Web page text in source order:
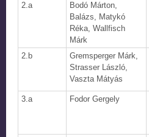
2.a
Bodó Márton,
Balázs, Matykó
Réka, Wallfisch
Márk
2.b
Gremsperger Márk,
Strasser László,
Vaszta Mátyás
3.a Fodor Gergely